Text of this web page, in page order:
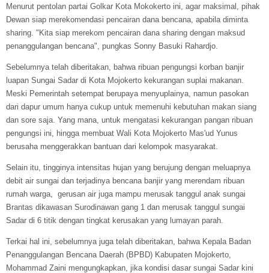
Menurut pentolan partai Golkar Kota Mokokerto ini, agar maksimal, pihak
Dewan siap merekomendasi pencairan dana bencana, apabila diminta
sharing. "Kita siap merekom pencairan dana sharing dengan maksud
penanggulangan bencana", pungkas Sonny Basuki Rahardjo.
Sebelumnya telah diberitakan, bahwa ribuan pengungsi korban banjir
luapan Sungai Sadar di Kota Mojokerto kekurangan suplai makanan.
Meski Pemerintah setempat berupaya menyuplainya, namun pasokan
dari dapur umum hanya cukup untuk memenuhi kebutuhan makan siang
dan sore saja. Yang mana, untuk mengatasi kekurangan pangan ribuan
pengungsi ini, hingga membuat Wali Kota Mojokerto Mas'ud Yunus
berusaha menggerakkan bantuan dari kelompok masyarakat.
Selain itu, tingginya intensitas hujan yang berujung dengan meluapnya
debit air sungai dan terjadinya bencana banjir yang merendam ribuan
rumah warga, gerusan air juga mampu merusak tanggul anak sungai
Brantas dikawasan Surodinawan gang 1 dan merusak tanggul sungai
Sadar di 6 titik dengan tingkat kerusakan yang lumayan parah.
Terkai hal ini, sebelumnya juga telah diberitakan, bahwa Kepala Badan
Penanggulangan Bencana Daerah (BPBD) Kabupaten Mojokerto,
Mohammad Zaini mengungkapkan, jika kondisi dasar sungai Sadar kini